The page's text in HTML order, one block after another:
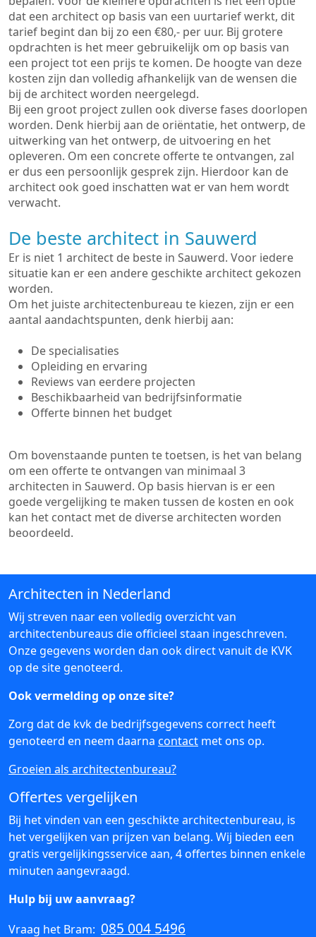
dat een architect op basis van een uurtarief werkt, dit
tarief begint dan bij zo een €80,- per uur. Bij grotere
opdrachten is het meer gebruikelijk om op basis van
een project tot een prijs te komen. De hoogte van deze
kosten zijn dan volledig afhankelijk van de wensen die
bij de architect worden neergelegd.
Bij een groot project zullen ook diverse fases doorlopen
worden. Denk hierbij aan de oriëntatie, het ontwerp, de
uitwerking van het ontwerp, de uitvoering en het
opleveren. Om een concrete offerte te ontvangen, zal
er dus een persoonlijk gesprek zijn. Hierdoor kan de
architect ook goed inschatten wat er van hem wordt
verwacht.
De beste architect in Sauwerd
Er is niet 1 architect de beste in Sauwerd. Voor iedere
situatie kan er een andere geschikte architect gekozen
worden.
Om het juiste architectenbureau te kiezen, zijn er een
aantal aandachtspunten, denk hierbij aan:
De specialisaties
Opleiding en ervaring
Reviews van eerdere projecten
Beschikbaarheid van bedrijfsinformatie
Offerte binnen het budget
Om bovenstaande punten te toetsen, is het van belang
om een offerte te ontvangen van minimaal 3
architecten in Sauwerd. Op basis hiervan is er een
goede vergelijking te maken tussen de kosten en ook
kan het contact met de diverse architecten worden
beoordeeld.
Architecten in Nederland
Wij streven naar een volledig overzicht van
architectenbureaus die officieel staan ingeschreven.
Onze gegevens worden dan ook direct vanuit de KVK
op de site genoteerd.
Ook vermelding op onze site?
Zorg dat de kvk de bedrijfsgegevens correct heeft
genoteerd en neem daarna contact met ons op.
Groeien als architectenbureau?
Offertes vergelijken
Bij het vinden van een geschikte architectenbureau, is
het vergelijken van prijzen van belang. Wij bieden een
gratis vergelijkingsservice aan, 4 offertes binnen enkele
minuten aangevraagd.
Hulp bij uw aanvraag?
Vraag het Bram: 085 004 5496